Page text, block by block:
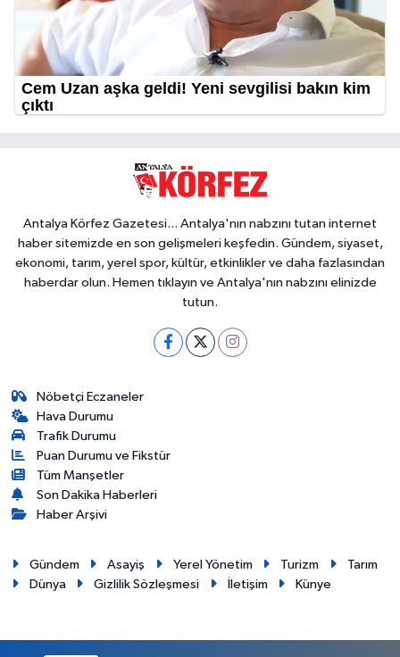
Antalya Körfez Gazetesi... Antalya'nın nabzını tutan internet
haber sitemizde en son gelişmeleri keşfedin. Gündem, siyaset,
ekonomi, tarım, yerel spor, kültür, etkinlikler ve daha fazlasından
haberdar olun. Hemen tıklayın ve Antalya'nın nabzını elinizde
tutun.
Nöbetçi Eczaneler
Hava Durumu
Trafik Durumu
Puan Durumu ve Fikstür
Tüm Manşetler
Son Dakika Haberleri
Haber Arşivi
Gündem Asayiş Yerel Yönetim Turizm
Tarım
Dünya
Gizlilik Sözleşmesi İletişim Künye